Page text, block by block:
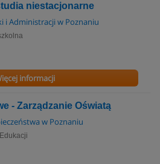
niestacjonarne
i Administracji w Poznaniu
informacji
- Zarządzanie Oświatą
w Poznaniu